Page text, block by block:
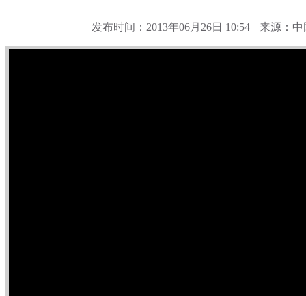
发布时间：2013年06月26日 10:54 来源：中